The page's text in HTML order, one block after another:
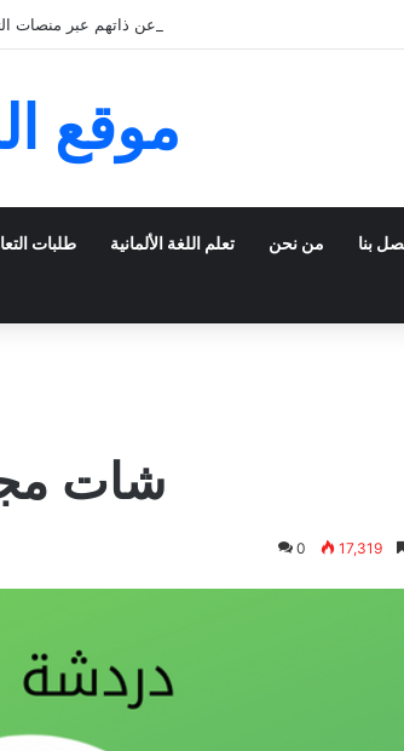
كيف يمكن للشباب الخليجي التعبير عن ذاتهم عبر منصات
موقع
طلبات تعلم اللغة الألمانية من نحن بنا
شات
0 17,319